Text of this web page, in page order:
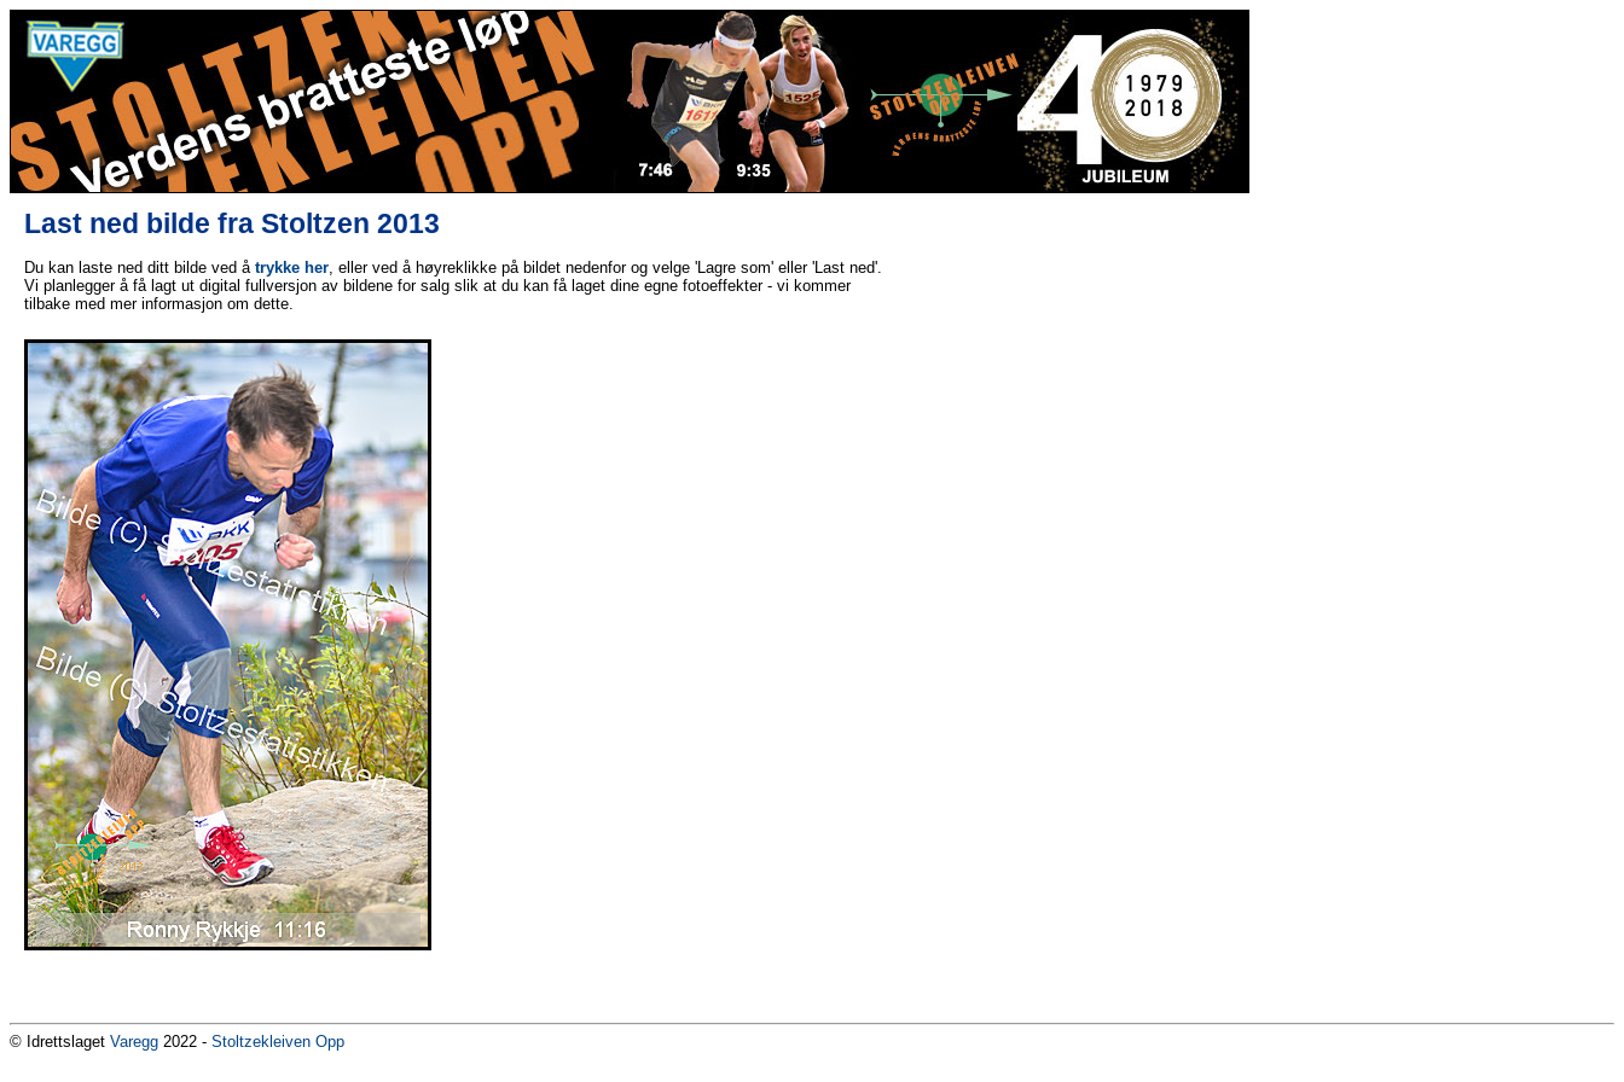
Last ned bilde fra Stoltzen 2013
Du kan laste ned ditt bilde ved å trykke her, eller ved å høyreklikke på bildet nedenfor og velge 'Lagre som' eller 'Last ned'.
Vi planlegger å få lagt ut digital fullversjon av bildene for salg slik at du kan få laget dine egne fotoeffekter - vi kommer
tilbake med mer informasjon om dette.
© Idrettslaget Varegg 2022 - Stoltzekleiven Opp